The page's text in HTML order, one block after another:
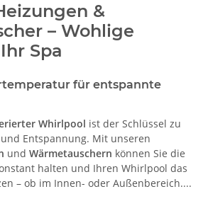
&
– Wohlige
Spa
für entspannte
Whirlpool ist der Schlüssel zu
Entspannung. Mit unseren
und Wärmetauschern können Sie die
halten und Ihren Whirlpool das
– ob im Innen- oder Außenbereich....